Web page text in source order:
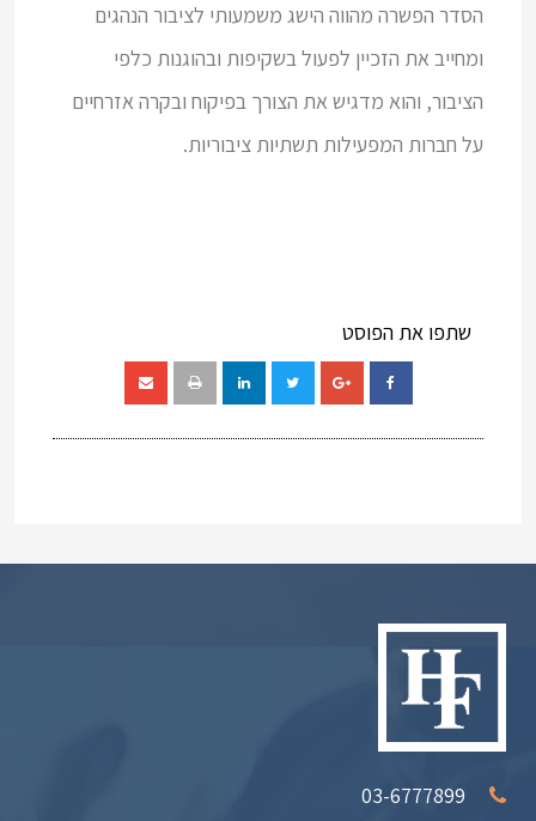
הסדר הפשרה מהווה הישג משמעותי לציבור הנהגים
ומחייב את הזכיין לפעול בשקיפות ובהוגנות כלפי
הציבור, והוא מדגיש את הצורך בפיקוח ובקרה אזרחיים
על חברות המפעילות תשתיות ציבוריות.
שתפו את הפוסט
03-6777899